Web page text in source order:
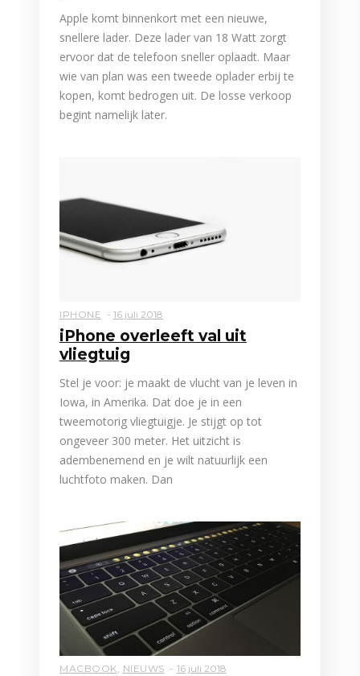
Apple komt binnenkort met een nieuwe,
snellere lader. Deze lader van 18 Watt zorgt
ervoor dat de telefoon sneller oplaadt. Maar
wie van plan was een tweede oplader erbij te
kopen, komt bedrogen uit. De losse verkoop
begint namelijk later.
IPHONE 16 juli 2018
iPhone overleeft val uit
vliegtuig
Stel je voor: je maakt de vlucht van je leven in
Iowa, in Amerika. Dat doe je in een
tweemotorig vliegtuigje. Je stijgt op tot
ongeveer 300 meter. Het uitzicht is
adembenemend en je wilt natuurlijk een
luchtfoto maken. Dan
MACBOOK NIEUWS 16 juli 2018